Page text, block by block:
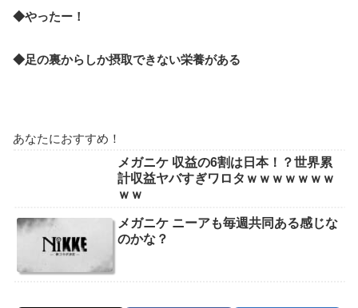
◆やったー！
◆足の裏からしか摂取できない栄養がある
あなたにおすすめ！
メガニケ 収益の6割は日本！？世界累
計収益ヤバすぎワロタｗｗｗｗｗｗｗ
ｗｗ
メガニケ ニーアも毎週共同ある感じな
のかな？